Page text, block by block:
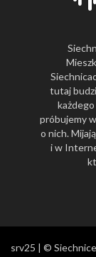
tutaj
próbujemy
o nich.
i w
srv25 | ©